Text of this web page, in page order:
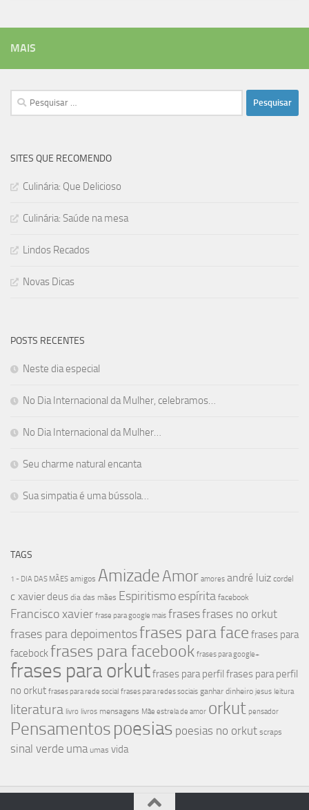
MAIS
Pesquisar
por:
SITES QUE RECOMENDO
Culinária: Que Delicioso
Culinária: Saúde na mesa
Lindos Recados
Novas Dicas
POSTS RECENTES
Neste dia especial
No Dia Internacional da Mulher, celebramos…
No Dia Internacional da Mulher…
Seu charme natural encanta
Sua simpatia é uma bússola…
TAGS
1 - DIA DAS MÃES amigos AmizadeAmor amores andré luiz cordel
c xavier deus dia das mães Espiritismoespírita facebook
Francisco xavier frase para google mais frasesfrases no orkut
frases para depoimentosfrases para face frases para
facebockfrases para facebook frases para google+
frases para orkutfrases para perfil frases para perfil
no orkut frases para rede social frases para redes sociais ganhar dinheiro jesus leitura
literatura livro livros mensagens Mãe estrela de amor orkut pensador
Pensamentospoesias poesias no orkut scraps
sinal verde uma umas vida